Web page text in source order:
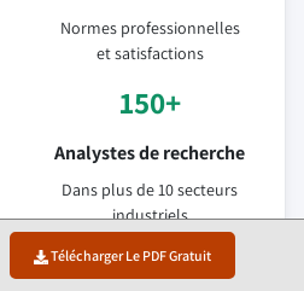
Télécharger Le PDF Gratuit
Normes professionnelles
et satisfactions
150+
Analystes de recherche
Dans plus de 10 secteurs
industriels
95%